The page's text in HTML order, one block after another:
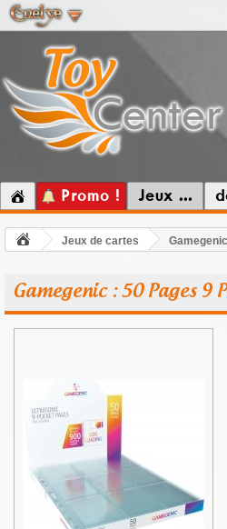
Promo ! Jeux ...
Jeux de cartes
Gamegenic : 50 Pages 9